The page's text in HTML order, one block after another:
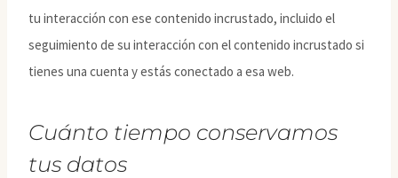
tu interacción con ese contenido incrustado, incluido el
seguimiento de su interacción con el contenido incrustado si
tienes una cuenta y estás conectado a esa web.
Cuánto tiempo conservamos
tus datos